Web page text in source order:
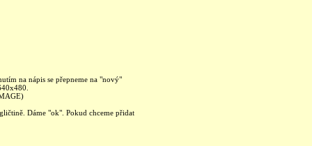
na nápis se přepneme na "nový"
Dáme "ok". Pokud chceme přidat